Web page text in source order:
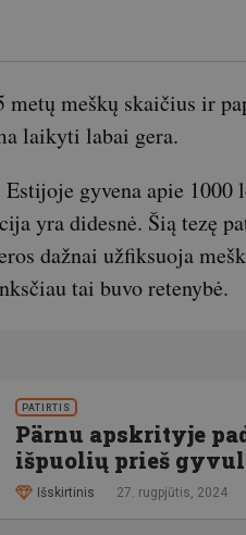
metų meškų skaičius ir
laikyti labai gera.
gyvena apie
yra didesnė. Šią tezę
dažnai užfiksuoja
tai buvo retenybė.
PATIRTIS
Pärnu apskrityje
išpuolių prieš
Išskirtinis 27. rugpjūtis, 2024